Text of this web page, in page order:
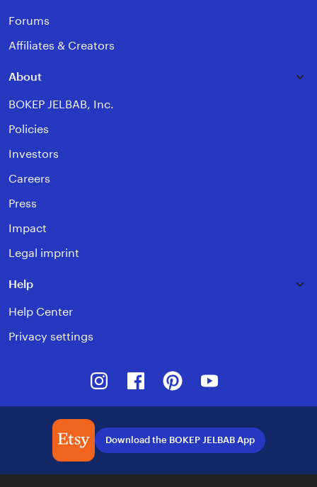
Forums
Affiliates & Creators
About
BOKEP JELBAB, Inc.
Policies
Investors
Careers
Press
Impact
Legal imprint
Help
Help Center
Privacy settings
InstagramFacebookPinterest
Download the BOKEP JELBAB App